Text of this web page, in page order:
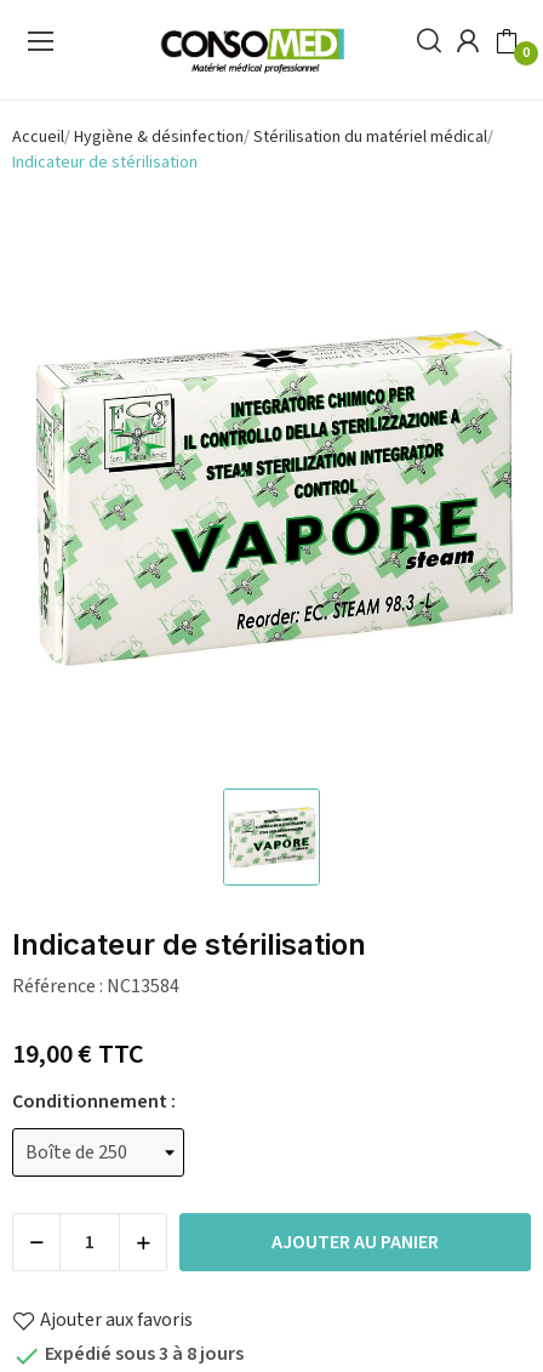
0
Accueil Hygiène & désinfection Stérilisation du matériel médical
Indicateur de stérilisation
Indicateur de stérilisation
Référence : NC13584
19,00 €TTC
Conditionnement :
AJOUTER AU PANIER
Ajouter aux favoris
 Expédié sous 3 à 8 jours